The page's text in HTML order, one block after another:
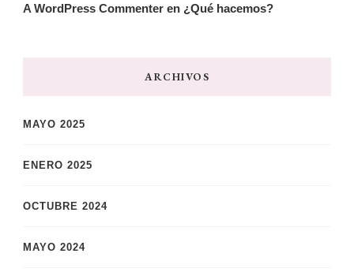
A WordPress Commenter en ¿Qué hacemos?
ARCHIVOS
MAYO 2025
ENERO 2025
OCTUBRE 2024
MAYO 2024